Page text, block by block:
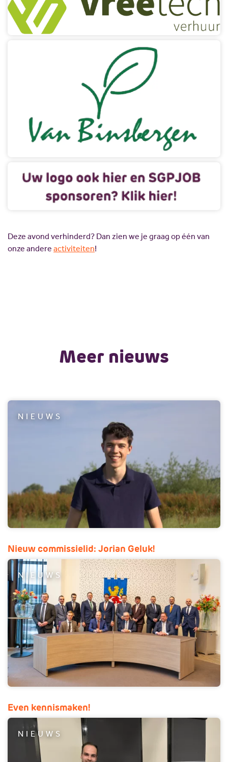
Deze avond verhinderd? Dan zien we je graag op één van
onze andere activiteiten!
Meer nieuws
NIEUWS
Nieuw commissielid: Jorian Geluk!
NIEUWS
Even kennismaken!
NIEUWS